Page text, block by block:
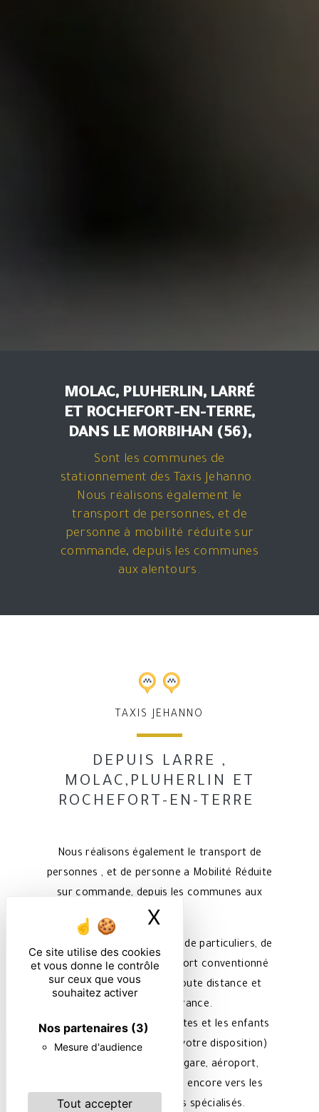
Ce site utilise des cookies
et vous donne le contrôle
sur ceux que vous
souhaitez activer
Nos partenaires (3)
Mesure d'audience
Tout accepter
X
MOLAC, PLUHERLIN, LARRÉ
ET ROCHEFORT-EN-TERRE,
DANS LE MORBIHAN (56),
Sont les communes de
stationnement des Taxis Jehanno.
Nous réalisons également le
transport de personnes, et de
personne à mobilité réduite sur
commande, depuis les communes
aux alentours.
TAXIS JEHANNO
DEPUIS LARRE ,
MOLAC,PLUHERLIN ET
ROCHEFORT-EN-TERRE
Nous réalisons également le transport de
personnes , et de personne a Mobilité Réduite
sur commande, depuis les communes aux
alentours.
Nous assurons le transport de particuliers, de
professionnels et le transport conventionné
24h/24 et 7j/7, cela sur toute distance et
dans toute la France.
Nous transportons les adultes et les enfants
(des sièges enfant sont à votre disposition)
vers le lieu de leur choix, gare, aéroport,
centre de rééducation, ou encore vers les
hôpitaux et les centres spécialisés.